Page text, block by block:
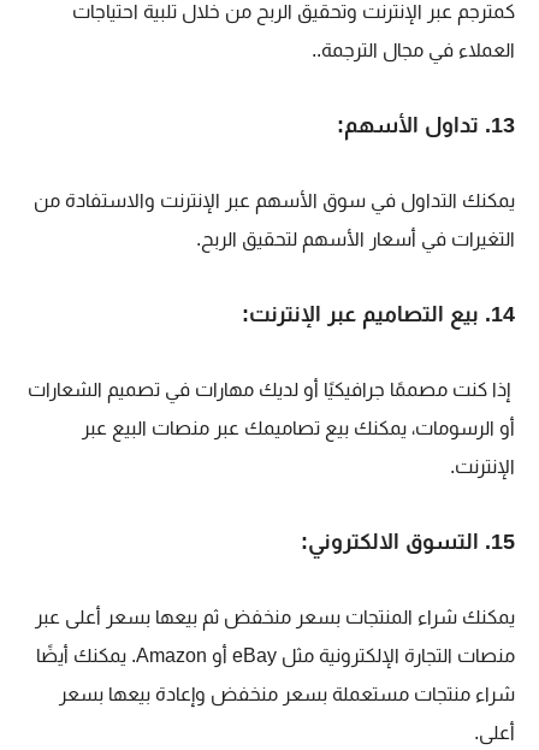
كمترجم عبر الإنترنت وتحقيق الربح من خلال تلبية احتياجات
العملاء في مجال الترجمة..
13. تداول الأسهم:
يمكنك التداول في سوق الأسهم عبر الإنترنت والاستفادة من
التغيرات في أسعار الأسهم لتحقيق الربح.
14. بيع التصاميم عبر الإنترنت:
إذا كنت مصممًا جرافيكيًا أو لديك مهارات في تصميم الشعارات
أو الرسومات، يمكنك بيع تصاميمك عبر منصات البيع عبر
الإنترنت.
15. التسوق الالكتروني:
يمكنك شراء المنتجات بسعر منخفض ثم بيعها بسعر أعلى عبر
منصات التجارة الإلكترونية مثل eBay أو Amazon. يمكنك أيضًا
شراء منتجات مستعملة بسعر منخفض وإعادة بيعها بسعر
أعلى.